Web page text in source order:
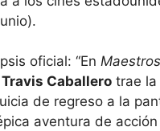
oficial: “En
Travis Caballero trae la
de regreso a la
aventura de acción